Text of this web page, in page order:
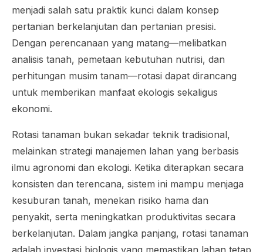
menjadi salah satu praktik kunci dalam konsep
pertanian berkelanjutan dan pertanian presisi.
Dengan perencanaan yang matang—melibatkan
analisis tanah, pemetaan kebutuhan nutrisi, dan
perhitungan musim tanam—rotasi dapat dirancang
untuk memberikan manfaat ekologis sekaligus
ekonomi.
Rotasi tanaman bukan sekadar teknik tradisional,
melainkan strategi manajemen lahan yang berbasis
ilmu agronomi dan ekologi. Ketika diterapkan secara
konsisten dan terencana, sistem ini mampu menjaga
kesuburan tanah, menekan risiko hama dan
penyakit, serta meningkatkan produktivitas secara
berkelanjutan. Dalam jangka panjang, rotasi tanaman
adalah investasi biologis yang memastikan lahan tetap